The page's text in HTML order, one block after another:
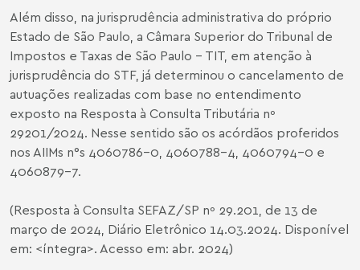
Além disso, na jurisprudência administrativa do próprio
Estado de São Paulo, a Câmara Superior do Tribunal de
Impostos e Taxas de São Paulo – TIT, em atenção à
jurisprudência do STF, já determinou o cancelamento de
autuações realizadas com base no entendimento
exposto na Resposta à Consulta Tributária nº
29201/2024. Nesse sentido são os acórdãos proferidos
nos AIIMs n°s 4060786-0, 4060788-4, 4060794-0 e
4060879-7.
(Resposta à Consulta SEFAZ/SP nº 29.201, de 13 de
março de 2024, Diário Eletrônico 14.03.2024. Disponível
em: <íntegra>. Acesso em: abr. 2024)